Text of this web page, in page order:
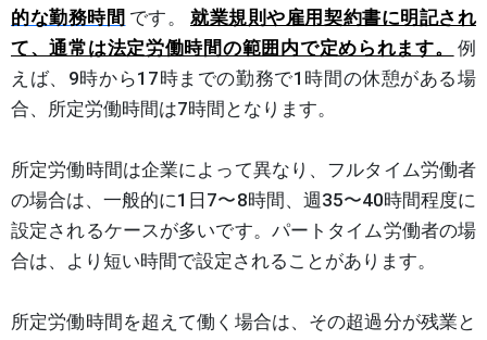
的な勤務時間 です。
就業規則や雇用契約書に明記され
て、通常は法定労働時間の範囲内で定められます。
例
えば、9時から17時までの勤務で1時間の休憩がある場
合、所定労働時間は7時間となります。
所定労働時間は企業によって異なり、フルタイム労働者
の場合は、一般的に1日7〜8時間、週35〜40時間程度に
設定されるケースが多いです。パートタイム労働者の場
合は、より短い時間で設定されることがあります。
所定労働時間を超えて働く場合は、その超過分が残業と